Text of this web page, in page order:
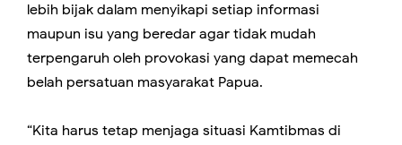
lebih bijak dalam menyikapi setiap informasi
maupun isu yang beredar agar tidak mudah
terpengaruh oleh provokasi yang dapat memecah
belah persatuan masyarakat Papua.
“Kita harus tetap menjaga situasi Kamtibmas di